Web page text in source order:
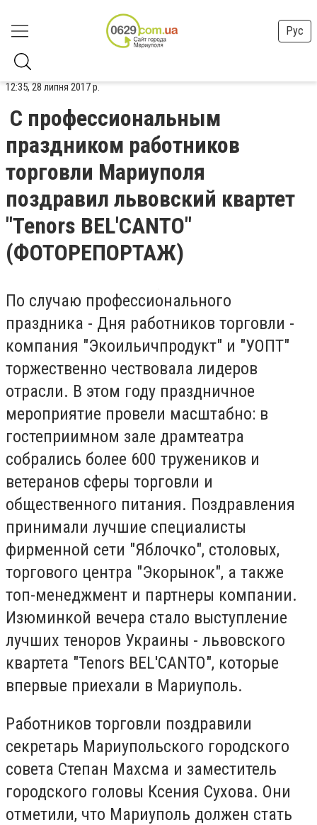
Рус
12:35, 28 липня 2017 р.
С профессиональным
праздником работников
торговли Мариуполя
поздравил львовский квартет
"Tenors BEL'CANTO"
(ФОТОРЕПОРТАЖ)
По случаю профессионального
праздника - Дня работников торговли -
компания "Экоильичпродукт" и "УОПТ"
торжественно чествовала лидеров
отрасли. В этом году праздничное
мероприятие провели масштабно: в
гостеприимном зале драмтеатра
собрались более 600 тружеников и
ветеранов сферы торговли и
общественного питания. Поздравления
принимали лучшие специалисты
фирменной сети "Яблочко", столовых,
торгового центра "Экорынок", а также
топ-менеджмент и партнеры компании.
Изюминкой вечера стало выступление
лучших теноров Украины - львовского
квартета "Tenors BEL'CANTO", которые
впервые приехали в Мариуполь.
Работников торговли поздравили
секретарь Мариупольского городского
совета Степан Махсма и заместитель
городского головы Ксения Сухова. Они
отметили, что Мариуполь должен стать